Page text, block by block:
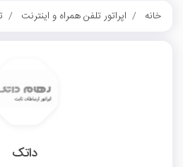
خانه اپراتور تلفن همراه و اینترنت
داتک